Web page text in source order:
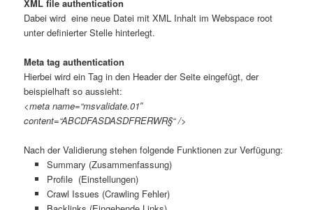
XML file authentication
Dabei wird eine neue Datei mit XML Inhalt im Webspace root
unter definierter Stelle hinterlegt.
Meta tag authentication
Hierbei wird ein Tag in den Header der Seite eingefügt, der
beispielhaft so aussieht:
<meta name=“msvalidate.01″
content=“ABCDFASDASDFRERWR§“ />
Nach der Validierung stehen folgende Funktionen zur Verfügung:
Summary (Zusammenfassung)
Profile (Einstellungen)
Crawl Issues (Crawling Fehler)